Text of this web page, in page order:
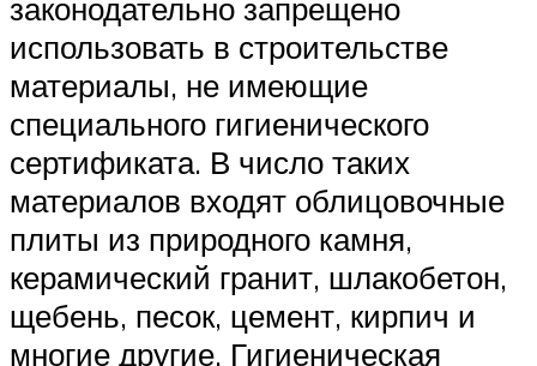
законодательно запрещено
использовать в строительстве
материалы, не имеющие
специального гигиенического
сертификата. В число таких
материалов входят облицовочные
плиты из природного камня,
керамический гранит, шлакобетон,
щебень, песок, цемент, кирпич и
многие другие. Гигиеническая